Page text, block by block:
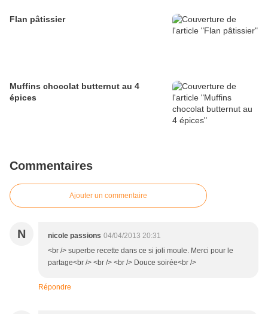
Flan pâtissier
Muffins chocolat butternut au 4
épices
Commentaires
Ajouter un commentaire
N nicole passions 04/04/2013 20:31
<br /> superbe recette dans ce si joli moule. Merci pour le
partage<br /> <br /> <br /> Douce soirée<br />
Répondre